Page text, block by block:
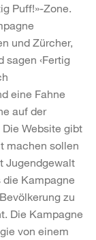
Puff!»-Zone.
und Zürcher,
sagen ‹Fertig
eine Fahne
auf der
. Die Website gibt
machen sollen
Jugendgewalt
die Kampagne
zu
Die Kampagne
von einem